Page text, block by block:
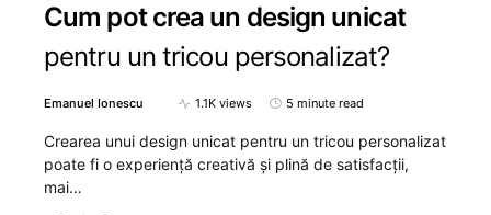
Cum pot crea un design unicat
pentru un tricou personalizat?
Emanuel Ionescu 1.1K views 5 minute read
Crearea unui design unicat pentru un tricou personalizat
poate fi o experiență creativă și plină de satisfacții,
mai…